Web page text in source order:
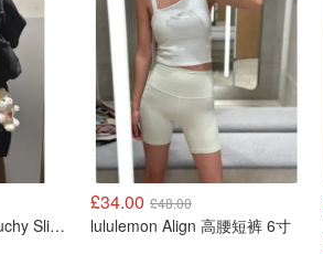
lululemon Large Slouchy Sling Bag 13L
£34.00 £48.00
lululemon Align 高腰短裤 6寸